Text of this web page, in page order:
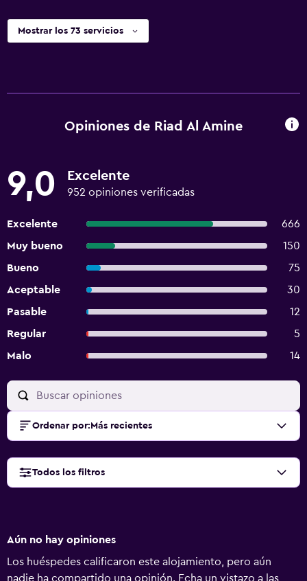
Mostrar los 73 servicios
Opiniones de Riad Al Amine
9,0 Excelente
952 opiniones verificadas
Excelente
666
Muy bueno
150
Bueno
75
Aceptable
30
Pasable
12
Regular
5
Malo
14
Ordenar por: Más recientes
Todos los filtros
Aún no hay opiniones
Los huéspedes calificaron este alojamiento, pero aún
nadie ha compartido una opinión. Echa un vistazo a las